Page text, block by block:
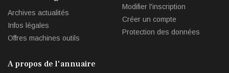
Archives actualités
Infos légales
Offres machines outils
Modifier l'inscription
Créer un compte
Protection des données
A propos de l'annuaire